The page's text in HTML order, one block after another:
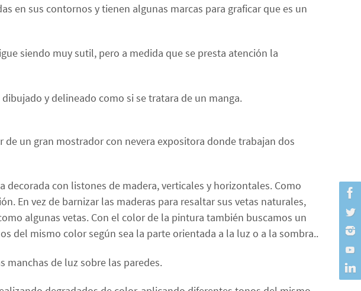
en sus contornos y tienen algunas marcas para graficar que es un
siendo muy sutil, pero a medida que se presta atención la
y delineado como si se tratara de un manga.
un gran mostrador con nevera expositora donde trabajan dos
con listones de madera, verticales y horizontales. Como
En vez de barnizar las maderas para resaltar sus vetas naturales,
algunas vetas. Con el color de la pintura también buscamos un
del mismo color según sea la parte orientada a la luz o a la sombra..
manchas de luz sobre las paredes.